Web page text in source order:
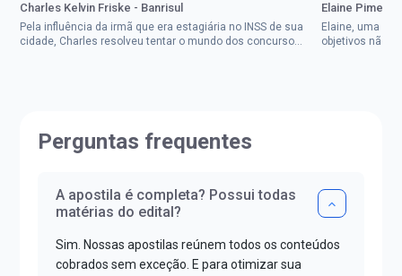
Charles Kelvin Friske - Banrisul
Pela influência da irmã que era estagiária no INSS de sua
cidade, Charles resolveu tentar o mundo dos concursos
Elaine
Elaine, uma
objetivos não
Perguntas frequentes
A apostila é completa? Possui todas
matérias do edital?
Sim. Nossas apostilas reúnem todos os conteúdos
cobrados sem exceção. E para otimizar sua